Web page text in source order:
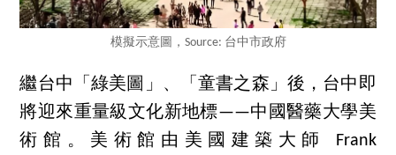
模擬示意圖，Source: 台中市政府
繼台中「綠美圖」、「童書之森」後，台中即
將迎來重量級文化新地標——中國醫藥大學美
術館。美術館由美國建築大師 Frank